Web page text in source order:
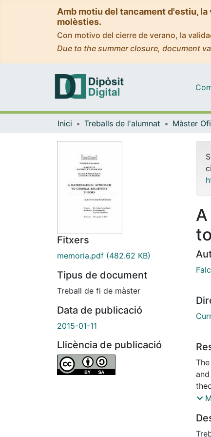
Amb motiu del tancament d'estiu,
molèsties.
Con motivo del cierre de verano, la
Due to the summer closure, document
Inici Treballs de l'alumnat
Fitxers
memoria.pdf (482.62 KB)
Tipus de document
Treball de fi de màster
Data de publicació
2015-01-11
Llicència de publicació